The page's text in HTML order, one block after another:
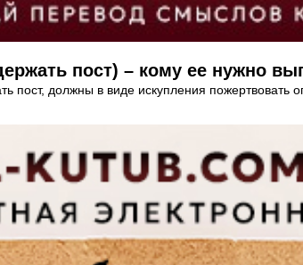
пост) – кому ее нужно
пост, должны в виде искупления